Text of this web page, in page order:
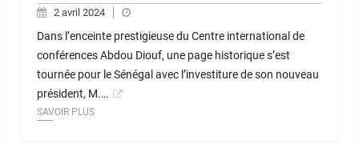
2 avril 2024
Dans l’enceinte prestigieuse du Centre international de
conférences Abdou Diouf, une page historique s’est
tournée pour le Sénégal avec l’investiture de son nouveau
président, M.…
SAVOIR PLUS